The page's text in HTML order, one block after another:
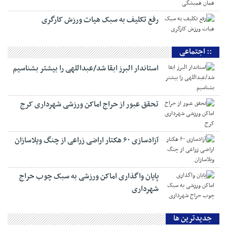
رفع تکلیف به سبک هیات ورزش کارگری
:: اجتماعی
استاندار البرز ابقا شد/عبداللهی را بیشتر بشناسیم
تحقق عبور از حراج اماکن ورزشی شهرداری کرج
آزادسازی ۶۰ هکتار اراضی زراعی از چنگ ویلاسازان
پایان واگذاری اماکن ورزشی به سبک چوب حراج
شهرداری
جديدترين ها